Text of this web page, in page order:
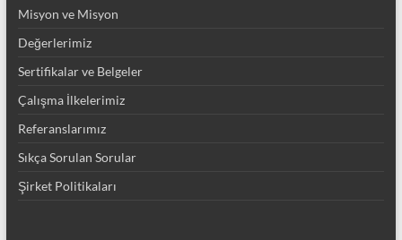
Misyon ve Misyon
Değerlerimiz
Sertifikalar ve Belgeler
Çalışma İlkelerimiz
Referanslarımız
Sıkça Sorulan Sorular
Şirket Politikaları